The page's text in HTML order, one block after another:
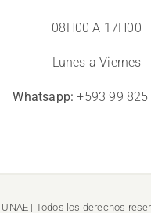
08H00 A 17H00
Lunes a Viernes
Whatsapp: +593 99 825
UNAE | Todos los derechos